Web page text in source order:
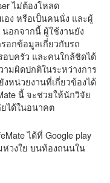
ไม่ต้องโหลด
อง หรือเป็นคนนั่ง และผู้
อกจากนี้ ผู้ใช้งานยัง
อกข้อมูลเกี่ยวกับรถ
บครัว และคนใกล้ชิดได้
มผิดปกติในระหว่างการ
หน่วยงานที่เกี่ยวข้องได้
นี้ จะช่วยให้นักวิจัย
ได้ในอนาคต
ได้ที่ Google play
วงใย บนท้องถนนใน